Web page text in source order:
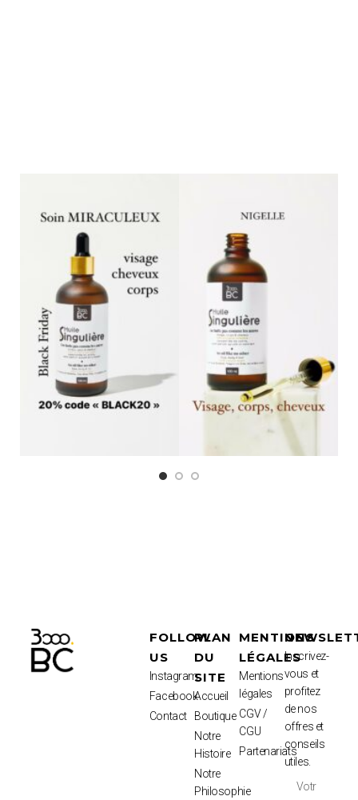
FOLLOW
US
Instagram
Facebook
Contact
PLAN
DU
SITE
Accueil
Boutique
Notre
Histoire
Notre
Philosophie
MENTIONS
LÉGALES
Mentions
légales
CGV /
CGU
Partenariats
Inscrivez-
vous et
profitez
de nos
offres et
conseils
utiles.